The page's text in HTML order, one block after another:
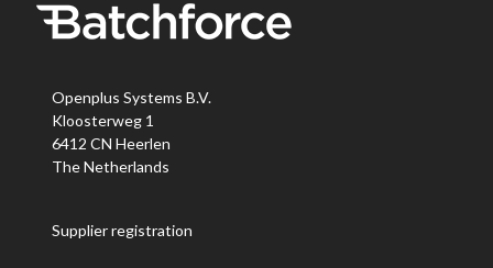
Openplus Systems B.V.
Kloosterweg 1
6412 CN Heerlen
The Netherlands
Supplier registration